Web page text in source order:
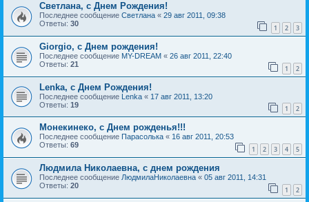
Светлана, с Днем Рождения!
Последнее сообщение Светлана « 29 авг 2011, 09:38
Ответы: 30 1 2 3
Giorgio, с Днем рождения!
Последнее сообщение MY-DREAM « 26 авг 2011, 22:40
Ответы: 21 1 2
Lenka, с Днем Рождения!
Последнее сообщение Lenka « 17 авг 2011, 13:20
Ответы: 19 1 2
Монекинеко, с Днем рожденья!!!
Последнее сообщение Парасолька « 16 авг 2011, 20:53
Ответы: 69 1 2 3 4 5
Людмила Николаевна, с днем рождения
Последнее сообщение ЛюдмилаНиколаевна « 05 авг 2011, 14:31
Ответы: 20 1 2